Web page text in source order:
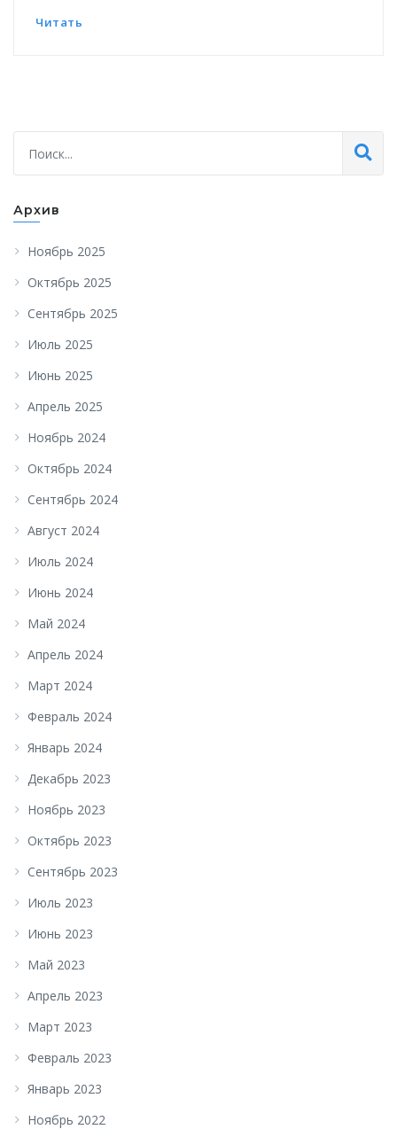
Читать
Архив
Ноябрь 2025
Октябрь 2025
Сентябрь 2025
Июль 2025
Июнь 2025
Апрель 2025
Ноябрь 2024
Октябрь 2024
Сентябрь 2024
Август 2024
Июль 2024
Июнь 2024
Май 2024
Апрель 2024
Март 2024
Февраль 2024
Январь 2024
Декабрь 2023
Ноябрь 2023
Октябрь 2023
Сентябрь 2023
Июль 2023
Июнь 2023
Май 2023
Апрель 2023
Март 2023
Февраль 2023
Январь 2023
Ноябрь 2022